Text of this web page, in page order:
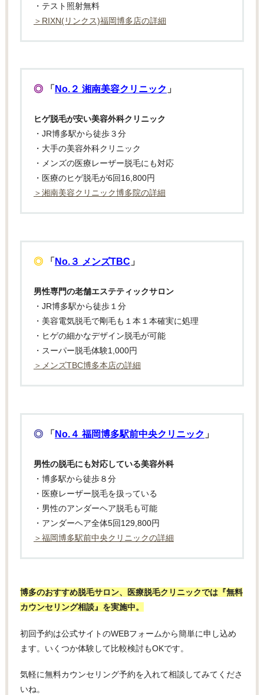
・テスト照射無料
＞RIXN(リンクス)福岡博多店の詳細
◎「 No.２ 湘南美容クリニック 」
ヒゲ脱毛が安い美容外科クリニック
・JR博多駅から徒歩３分
・大手の美容外科クリニック
・メンズの医療レーザー脱毛にも対応
・医療のヒゲ脱毛が6回16,800円
＞湘南美容クリニック博多院の詳細
◎「 No.３ メンズTBC 」
男性専門の老舗エステティックサロン
・JR博多駅から徒歩１分
・美容電気脱毛で剛毛も１本１本確実に処理
・ヒゲの細かなデザイン脱毛が可能
・スーパー脱毛体験1,000円
＞メンズTBC博多本店の詳細
◎「 No.４ 福岡博多駅前中央クリニック 」
男性の脱毛にも対応している美容外科
・博多駅から徒歩８分
・医療レーザー脱毛を扱っている
・男性のアンダーヘア脱毛も可能
・アンダーヘア全体5回129,800円
＞福岡博多駅前中央クリニックの詳細
博多のおすすめ脱毛サロン、医療脱毛クリニックでは『無料
カウンセリング相談』を実施中。
初回予約は公式サイトのWEBフォームから簡単に申し込め
ます。いくつか体験して比較検討もOKです。
気軽に無料カウンセリング予約を入れて相談してみてくださ
いね。